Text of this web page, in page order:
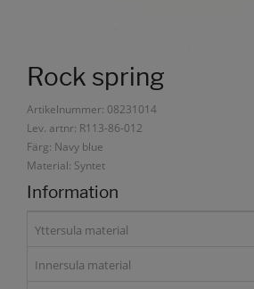
Rock spring
Artikelnummer: 08231014
Lev. artnr: R113-86-012
Färg: Navy blue
Material: Syntet
Information
Yttersula material
Innersula material